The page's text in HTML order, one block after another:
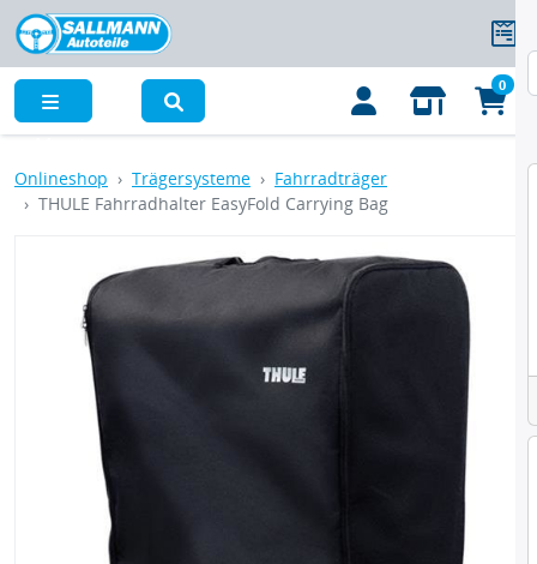
0
Onlineshop Trägersysteme
Fahrradträger
THULE Fahrradhalter EasyFold Carrying Bag